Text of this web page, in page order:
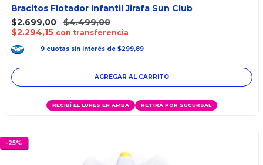
Bracitos Flotador Infantil Jirafa Sun Club
$2.699,00
$4.499,00
$2.294,15 con transferencia
9 cuotas sin interés de $299,89
RECIBÍ EL LUNES EN AMBA RETIRÁ POR SUCURSAL
-25%